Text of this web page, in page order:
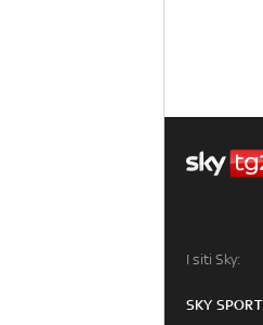
I siti Sky:
SKY SPORT